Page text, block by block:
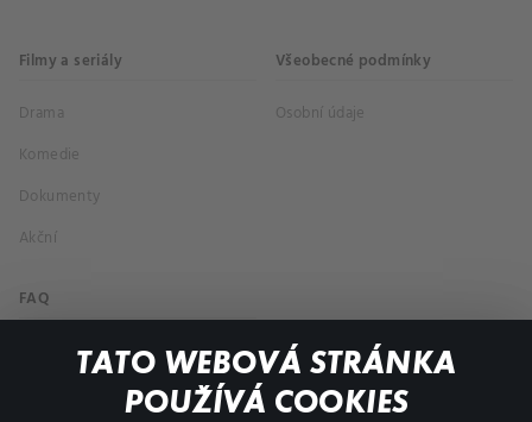
TATO WEBOVÁ STRÁNKA
POUŽÍVÁ COOKIES
Filmy a seriály
Drama
Komedie
Dokumenty
Akční
Všeobecné podmínky
Osobní údaje
FAQ
Můj účet
Důležité odkazy